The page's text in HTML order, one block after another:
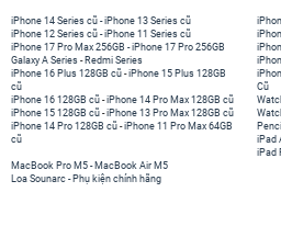
iPhone 14 Series cũ -iPhone 13 Series cũ
iPhone 12 Series cũ -iPhone 11 Series cũ
iPhone 17 Pro Max 256GB -iPhone 17 Pro 256GB
Galaxy A Series - Redmi Series
iPhone 16 Plus 128GB cũ -iPhone 15 Plus 128GB
cũ
iPhone 16 128GB cũ -iPhone 14 Pro Max 128GB cũ
iPhone 15 128GB cũ -iPhone 13 Pro Max 128GB cũ
iPhone 14 Pro 128GB cũ -iPhone 11 Pro Max 64GB
cũ
Cũ
iPad
iPad
MacBook Pro M5 - MacBook Air M5
Loa Sounarc - Phụ kiện chính hãng